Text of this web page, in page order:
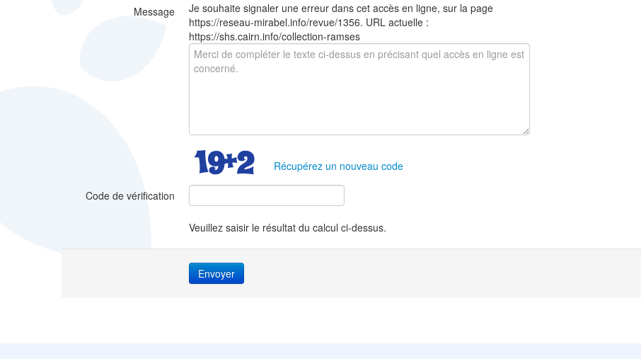
Message
Je souhaite signaler une erreur dans cet accès en ligne, sur la page
https://reseau-mirabel.info/revue/1356. URL actuelle :
https://shs.cairn.info/collection-ramses
Récupérez un nouveau code
Code de vérification
Veuillez saisir le résultat du calcul ci-dessus.
Envoyer